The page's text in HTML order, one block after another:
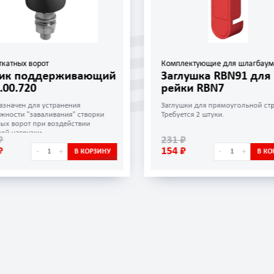
ворот
поддерживающий
для устранения
"заваливания" створки
ворот при воздействии
нагрузки
- + В КОРЗИНУ
Комплектующие для
Заглушка RBN91 для
рейки RBN7
Заглушки для прямоугольной
Требуется 2 штуки.
231 ₽
154 ₽
- + В